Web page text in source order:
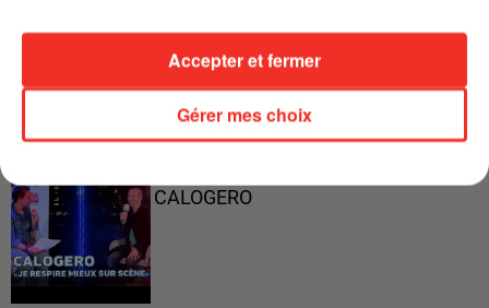
"ON N'EST PAS DES PARENTS
PARFAITS"
CALOGERO
Gérer mes choix
Accepter et fermer